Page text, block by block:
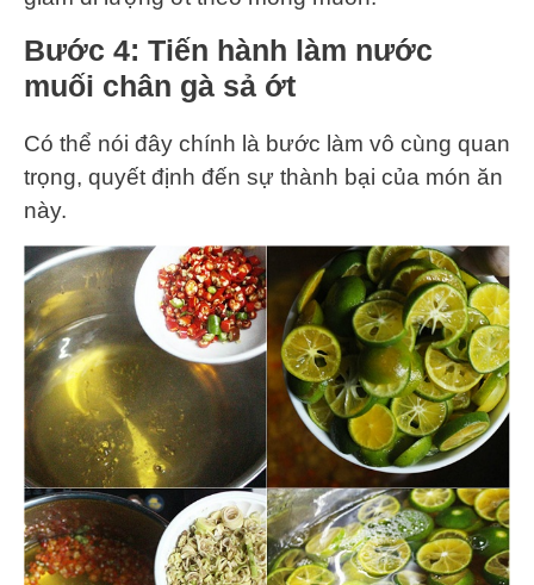
Bước 4: Tiến hành làm nước
muối chân gà sả ớt
Có thể nói đây chính là bước làm vô cùng quan
trọng, quyết định đến sự thành bại của món ăn
này.